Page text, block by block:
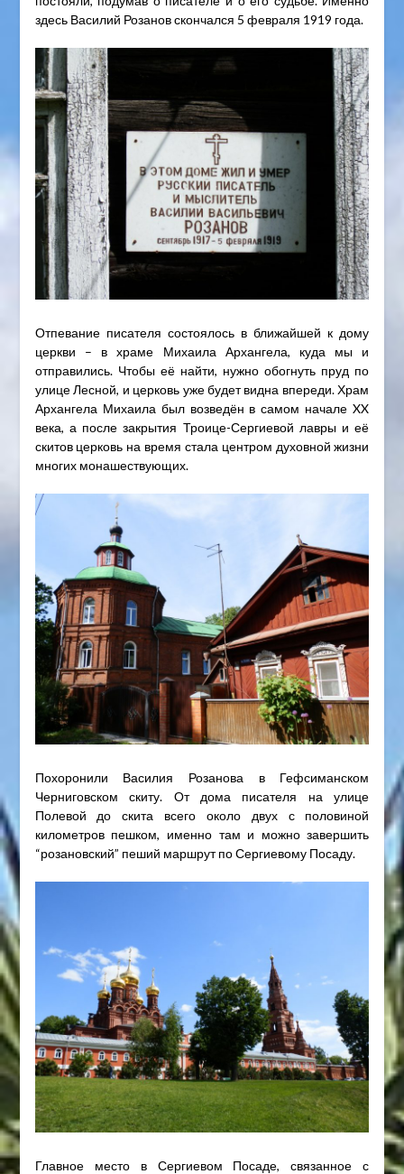
здесь Василий Розанов скончался 5 февраля 1919 года.
Отпевание писателя состоялось в ближайшей к дому
церкви – в храме Михаила Архангела, куда мы и
отправились. Чтобы её найти, нужно обогнуть пруд по
улице Лесной, и церковь уже будет видна впереди. Храм
Архангела Михаила был возведён в самом начале XX
века, а после закрытия Троице-Сергиевой лавры и её
скитов церковь на время стала центром духовной жизни
многих монашествующих.
Похоронили Василия Розанова в Гефсиманском
Черниговском скиту. От дома писателя на улице
Полевой до скита всего около двух с половиной
километров пешком, именно там и можно завершить
“розановский” пеший маршрут по Сергиевому Посаду.
Главное место в Сергиевом Посаде, связанное с